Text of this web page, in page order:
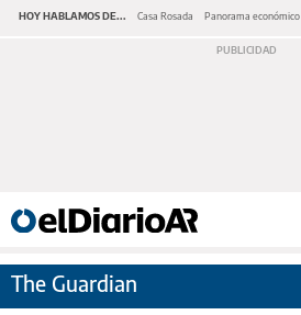
HOY HABLAMOS DE... Casa Rosada Panorama económico
The Guardian